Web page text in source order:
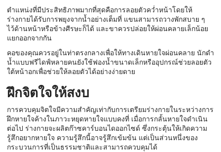
ตำแหน่งที่มีประสิทธิภาพมากที่สุดคือการลอยตัวคว่ำหน้าโดยให้
ร่างกายได้รับการพยุงจากน้ำอย่างเต็มที่ แขนสามารถวางพักสบาย ๆ
ไว้ด้านหน้าหรือข้างศีรษะก็ได้ และขาควรปล่อยให้ผ่อนคลายเล็กน้อย
แยกออกจากกัน
คอของคุณควรอยู่ในท่าตรงกลางเพื่อให้ทางเดินหายใจผ่อนคลาย นักดำ
น้ำแบบฟรีไดฟ์หลายคนยังใช้ฟองน้ำขนาดเล็กหรืออุปกรณ์ช่วยลอยตัว
ใต้หน้าอกเพื่อช่วยให้ลอยตัวได้อย่างง่ายดาย
ฝึกจิตใจให้สงบ
การควบคุมจิตใจมีความสำคัญเท่ากับการเตรียมร่างกายในระหว่างการ
ฝึกหายใจค้างในภาวะหยุดหายใจแบบคงที่ เมื่อการกลั้นหายใจดำเนิน
ต่อไป ร่างกายจะผลิตก๊าซคาร์บอนไดออกไซด์ ซึ่งกระตุ้นให้เกิดความ
รู้สึกอยากหายใจ ความรู้สึกนี้อาจรู้สึกเข้มข้น แต่เป็นส่วนหนึ่งของ
กระบวนการที่เป็นธรรมชาติและสามารถควบคุมได้